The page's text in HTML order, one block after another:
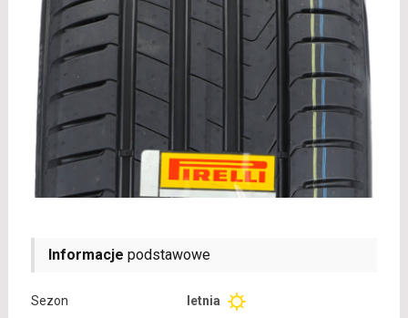
Informacje podstawowe
Sezon
letnia